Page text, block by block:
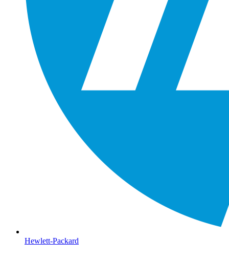
Hewlett-Packard